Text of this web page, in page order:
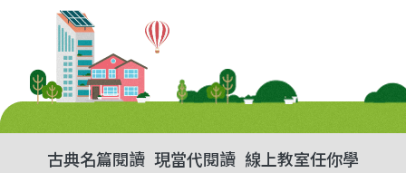
古典名篇閱讀 現當代閱讀 線上教室任你學